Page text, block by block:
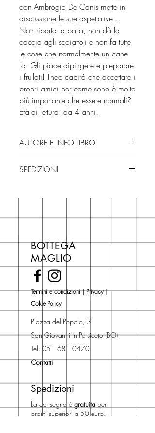
con Ambrogio De Canis mette in
discussione le sue aspettative…
Non riporta la palla, non dà la
caccia agli scoiattoli e non fa tutte
le cose che normalmente un cane
fa. Gli piace dipingere e preparare
i frullati! Theo capirà che accettare i
propri amici per come sono è molto
più importante che essere normali?
Età di lettura: da 4 anni.
AUTORE E INFO LIBRO
Editore: Pane e Sale
Edizione: 2025
Età di lettura: da 4 anni
SPEDIZIONI
3/4 giorni, secondo disponibilità
di copertina, escluse le ultime
novità Maglio Editore (vedi etichetta
Novità).
Una volta nel carrello puoi decidere
se acquistare sul sito con
spedizione con corriere o se
risparmiare sulle spese di
spedizione e ritirare il libro presso
Libreria degli Orsi, Piazza del
Popolo 3, 40017
San Giovanni in Persiceto (BO).
BOTTEGA
MAGLIO
Termini e condizioni|Privacy|
Cokie Policy
Piazza del Popolo, 3
San Giovanni in Persiceto (BO)
Tel. 051 681 0470
Contatti
Spedizioni
La consegna è gratuita per
ordini superiori a 50 euro.